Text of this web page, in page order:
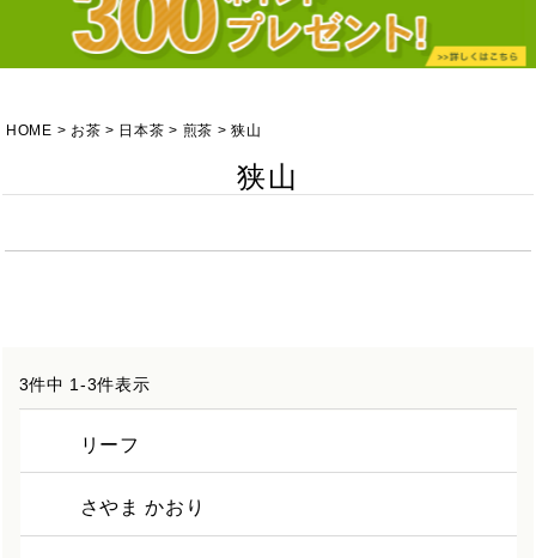
HOME お茶 日本茶 煎茶 狭山
狭山
3件中 1-3件表示
リーフ
さやま かおり